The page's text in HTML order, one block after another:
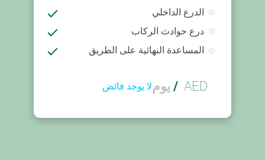
الدرع الداخلي
درع حوادث الركاب
المساعدة النهائية على الطريق
AED
/ يوملا يوجد فائض